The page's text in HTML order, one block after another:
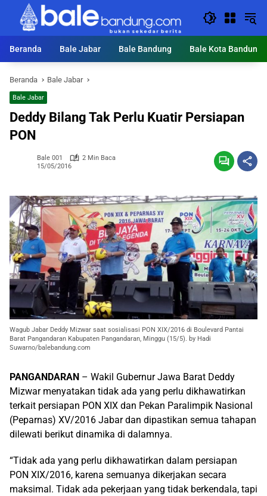
Langsung
konten
Beranda
Bale Jabar Bale Bandung Bale Kota Bandung
Beranda Bale Jabar
Bale Jabar
Deddy Bilang Tak Perlu Kuatir Persiapan
PON
Bale 001
2 Min Baca
15/05/2016
Wagub Jabar Deddy Mizwar saat sosialisasi PON XIX/2016 di Boulevard Pantai
Barat Pangandaran Kabupaten Pangandaran, Minggu (15/5). by Hadi
Suwarno/balebandung.com
PANGANDARAN – Wakil Gubernur Jawa Barat Deddy
Mizwar menyatakan tidak ada yang perlu dikhawatirkan
terkait persiapan PON XIX dan Pekan Paralimpik Nasional
(Peparnas) XV/2016 Jabar dan dipastikan semua tahapan
dilewati berikut dinamika di dalamnya.
“Tidak ada yang perlu dikhawatirkan dalam persiapan
PON XIX/2016, karena semuanya dikerjakan secara
maksimal. Tidak ada pekerjaan yang tidak berkendala, tapi